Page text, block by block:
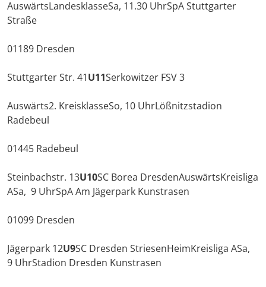
AuswärtsLandesklasseSa, 11.30 UhrSpA Stuttgarter
Straße
01189 Dresden
Stuttgarter Str. 41U11Serkowitzer FSV 3
Auswärts2. KreisklasseSo, 10 UhrLößnitzstadion
Radebeul
01445 Radebeul
Steinbachstr. 13U10SC Borea DresdenAuswärtsKreisliga
ASa, 9 UhrSpA Am Jägerpark Kunstrasen
01099 Dresden
Jägerpark 12U9SC Dresden StriesenHeimKreisliga ASa,
9 UhrStadion Dresden Kunstrasen